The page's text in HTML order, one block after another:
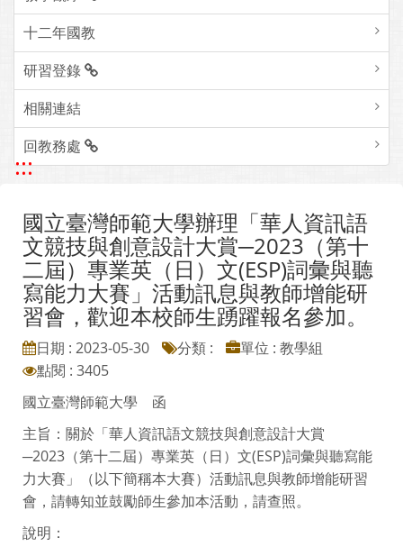
十二年國教
研習登錄
相關連結
回教務處
:::
國立臺灣師範大學辦理「華人資訊語
文競技與創意設計大賞─2023（第十
二屆）專業英（日）文(ESP)詞彙與聽
寫能力大賽」活動訊息與教師增能研
習會，歡迎本校師生踴躍報名參加。
日期 : 2023-05-30 分類 :
單位 : 教學組
點閱 : 3405
國立臺灣師範大學 函
主旨：關於「華人資訊語文競技與創意設計大賞
─2023（第十二屆）專業英（日）文(ESP)詞彙與聽寫能
力大賽」（以下簡稱本大賽）活動訊息與教師增能研習
會，請轉知並鼓勵師生參加本活動，請查照。
說明：